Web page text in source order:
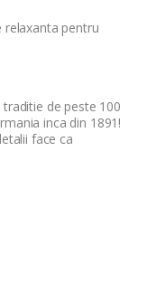
relaxanta pentru
traditie de peste 100
inca din 1891!
face ca